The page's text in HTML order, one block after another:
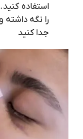
استفاده
را نگه
جدا کنید